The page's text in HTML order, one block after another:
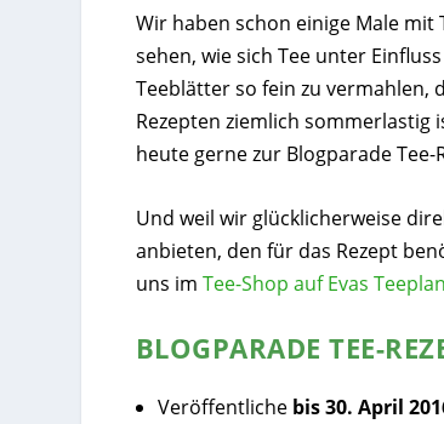
Wir haben schon einige Male mit
sehen, wie sich Tee unter
Teeblätter so fein zu vermahlen,
Rezepten ziemlich sommerlastig
heute gerne zur Blogparade
Und weil wir glücklicherweise
anbieten, den für das Rezept
uns im Tee-Shop auf Evas
BLOGPARADE TEE-
Veröffentliche bis 30. April